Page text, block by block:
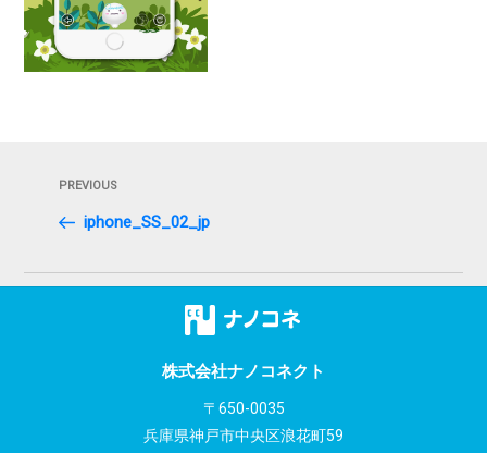
ビ
Previous
Post
PREVIOUS
iphone_SS_02_jp
株式会社ナノコネクト
〒650-0035
兵庫県神戸市中央区浪花町59